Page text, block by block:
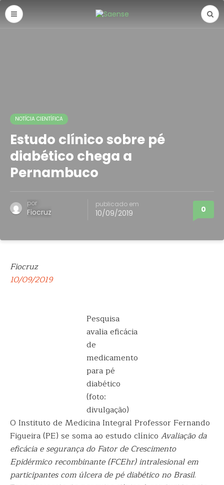
NOTÍCIA CIENTÍFICA
Estudo clínico sobre pé
diabético chega a
Pernambuco
por
Fiocruz
publicado em
10/09/2019 0
Fiocruz
10/09/2019
Pesquisa
avalia eficácia
de
medicamento
para pé
diabético
(foto:
divulgação)
O Instituto de Medicina Integral Professor Fernando
Figueira (PE) se soma ao estudo clínico Avaliação da
eficácia e segurança do Fator de Crescimento
Epidérmico recombinante (FCEhr) intralesional em
participantes com úlcera de pé diabético no Brasil.